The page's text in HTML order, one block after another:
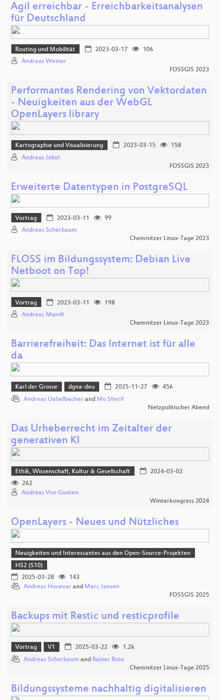
Agil erreichbar - Erreichbarkeitsanalysen
für Deutschland
Routing und Mobilität 2023-03-17
106
Andreas Weiner
FOSSGIS 2023
Performantes Rendering von Vektordaten
- Neuigkeiten aus der WebGL
OpenLayers library
Kartographie und Visualisierung 2023-03-15
158
Andreas Jobst
FOSSGIS 2023
Erweiterte Datentypen in PostgreSQL
Vortrag 2023-03-11
99
Andreas Scherbaum
Chemnitzer Linux-Tage 2023
FLOSS im Bildungssystem: Debian Live
Netboot on Top!
Vortrag 2023-03-11
198
Andreas Mundt
Chemnitzer Linux-Tage 2023
Barrierefreiheit: Das Internet ist für alle
da
Karl der Grosse dgna-deu 2025-11-27
456
Andreas Uebelbacher and Mo Sherif
Netzpolitischer Abend
Das Urheberrecht im Zeitalter der
generativen KI
Ethik, Wissenschaft, Kultur & Gesellschaft
2024-03-02
262
Andreas Von Gunten
Winterkongress 2024
OpenLayers - Neues und Nützliches
Neuigkeiten und Interessantes aus den Open-Source-Projekten
HS2 (S10)
2025-03-28
143
Andreas Hocevar and Marc Jansen
FOSSGIS 2025
Backups mit Restic und resticprofile
Vortrag V1 2025-03-22
1.2k
Andreas Scherbaum and Rainer Rose
Chemnitzer Linux-Tage 2025
Bildungssysteme nachhaltig digitalisieren